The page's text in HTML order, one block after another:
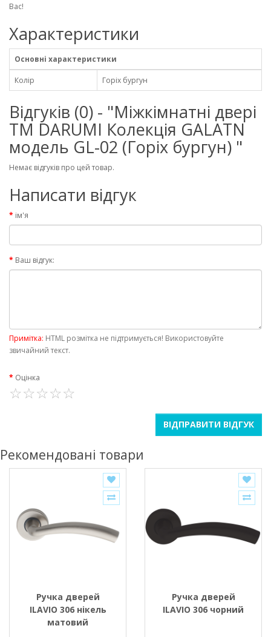
Вас!
Характеристики
Основні характеристики
Колір Горіх бургун
Відгуків (0) - "Міжкімнатні двері
ТМ DARUMI Колекція GALATN
модель GL-02 (Горіх бургун) "
Немає відгуків про цей товар.
Написати відгук
ім'я
Ваш відгук:
Примітка: HTML розмітка не підтримується! Використовуйте
звичайний текст.
Оцінка
ВІДПРАВИТИ ВІДГУК
Рекомендовані товари
Ручка дверей
ILAVIO 306 нікель
матовий
Ручка дверей
ILAVIO 306 чорний